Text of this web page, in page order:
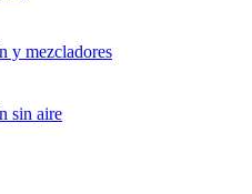
y mezcladores
sin aire